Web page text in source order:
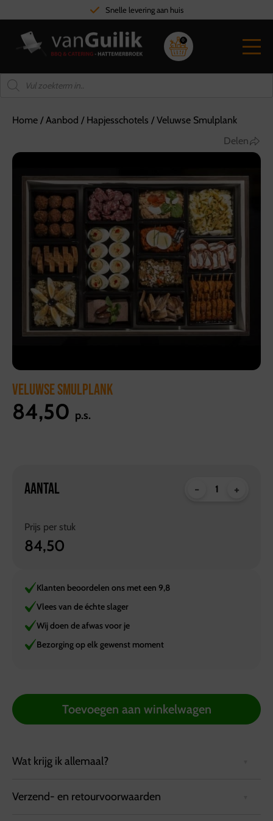
Snelle levering aan huis
0
Home /Aanbod / Hapjesschotels /Veluwse Smulplank
VELUWSE SMULPLANK
Delen
84,50 p.s.
AANTAL - +
Prijs per stuk
84,50
Klanten beoordelen ons met een 9,8
Vlees van de échte slager
Wij doen de afwas voor je
Bezorging op elk gewenst moment
Toevoegen aan winkelwagen
Wat krijg ik allemaal?
Heerlijke smulplank! Kan zo op tafel, bijvoorbeeld als
Verzend- en retourvoorwaarden